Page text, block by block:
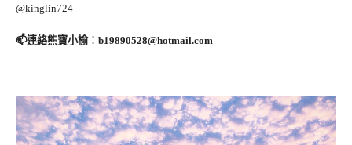
@kinglin724
📫連絡熊寶小榆： b19890528@hotmail.com